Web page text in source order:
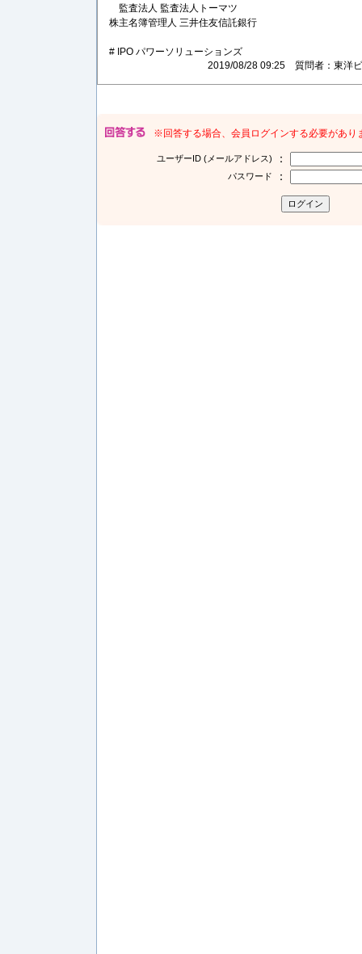
監査法人 監査法人トーマツ
株主名簿管理人 三井住友信託銀行
# IPO パワーソリューションズ
2019/08/28 09:25 質問者：東洋
※回答する場合、会員ログインする必要があり
ユーザーID (メールアドレス) ：
パスワード ：